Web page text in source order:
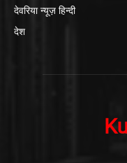
देवरिया न्यूज़ हिन्दी
देश